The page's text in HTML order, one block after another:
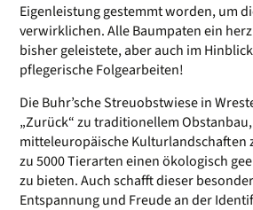
Eigenleistung gestemmt worden, um
verwirklichen. Alle Baumpaten ein
bisher geleistete, aber auch im
pflegerische Folgearbeiten!
Die Buhr’sche Streuobstwiese in
„Zurück“ zu traditionellem
mitteleuropäische Kulturlandschaften
zu 5000 Tierarten einen ökologisch
zu bieten. Auch schafft dieser
Entspannung und Freude an der